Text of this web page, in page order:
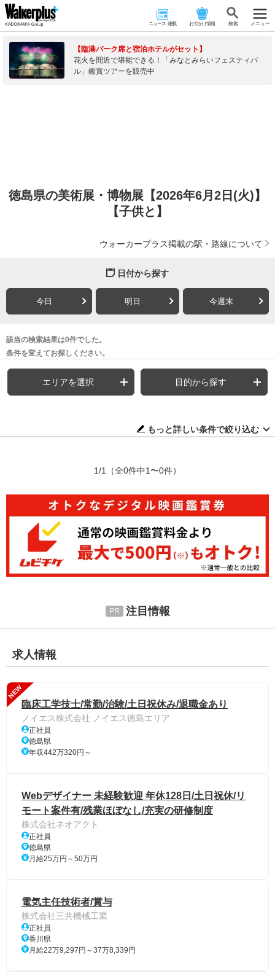
ニュース･連載 おでかけ情報 検 索 メニュー
【臨港パーク席と宿泊ホテルがセット】
花火を間近で堪能できる！「みなとみらいフェスティバ
ル」鑑賞ツアーを販売中
徳島県の美術展・博物展【2026年6月2日(火)】
【子供と】
ウォーカープラス掲載の駅・路線について
日付から探す
今日 明日 今週末
該当の検索結果は0件でした。
条件を変えてお探しください。
エリアを選択 目的から探す
もっと詳しい条件で絞り込む
1/1 （全0件中1〜0件）
注目情報
求人情報
NEW
臨床工学技士/常勤/治験/土日祝休み/退職金あり
ノイエス株式会社 ノイエス徳島エリア
正社員
徳島県
年収442万320円～
Webデザイナー 未経験歓迎 年休128日/土日祝休/リ
モート案件有/残業ほぼなし/充実の研修制度
株式会社ネオアクト
正社員
徳島県
月給25万円～50万円
電気主任技術者/賞与
株式会社三共機械工業
正社員
香川県
月給22万9,297円～37万8,339円